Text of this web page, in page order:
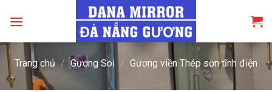
Trang chủ / Gương Soi / Gương viền Thép sơn tĩnh điện